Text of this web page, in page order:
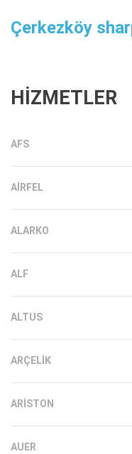
Çerkezköy
HİZMETLER
AFS
AIRFEL
ALARKO
ALF
ALTUS
ARÇELIK
ARISTON
AUER